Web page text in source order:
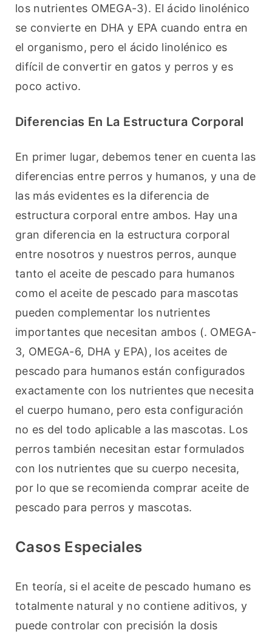
los nutrientes OMEGA-3). El ácido linolénico
se convierte en DHA y EPA cuando entra en
el organismo, pero el ácido linolénico es
difícil de convertir en gatos y perros y es
poco activo.
Diferencias En La Estructura Corporal
En primer lugar, debemos tener en cuenta las
diferencias entre perros y humanos, y una de
las más evidentes es la diferencia de
estructura corporal entre ambos. Hay una
gran diferencia en la estructura corporal
entre nosotros y nuestros perros, aunque
tanto el aceite de pescado para humanos
como el aceite de pescado para mascotas
pueden complementar los nutrientes
importantes que necesitan ambos (. OMEGA-
3, OMEGA-6, DHA y EPA), los aceites de
pescado para humanos están configurados
exactamente con los nutrientes que necesita
el cuerpo humano, pero esta configuración
no es del todo aplicable a las mascotas. Los
perros también necesitan estar formulados
con los nutrientes que su cuerpo necesita,
por lo que se recomienda comprar aceite de
pescado para perros y mascotas.
Casos Especiales
En teoría, si el aceite de pescado humano es
totalmente natural y no contiene aditivos, y
puede controlar con precisión la dosis